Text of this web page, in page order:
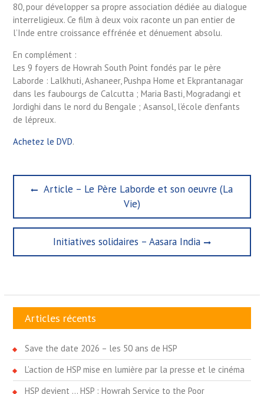
80, pour développer sa propre association dédiée au dialogue
interreligieux. Ce film à deux voix raconte un pan entier de
l’Inde entre croissance effrénée et dénuement absolu.
En complément :
Les 9 foyers de Howrah South Point fondés par le père
Laborde : Lalkhuti, Ashaneer, Pushpa Home et Ekprantanagar
dans les faubourgs de Calcutta ; Maria Basti, Mogradangi et
Jordighi dans le nord du Bengale ; Asansol, l’école d’enfants
de lépreux.
Achetez le DVD.
Navigation
l’article
Previous
Article – Le Père Laborde et son oeuvre (La
Vie)
Next
post:
Initiatives solidaires – Aasara India
Articles récents
Save the date 2026 – les 50 ans de HSP
L’action de HSP mise en lumière par la presse et le cinéma
HSP devient … HSP : Howrah Service to the Poor